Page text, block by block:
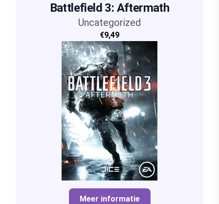
Battlefield 3: Aftermath
Uncategorized
€9,49
Meer informatie